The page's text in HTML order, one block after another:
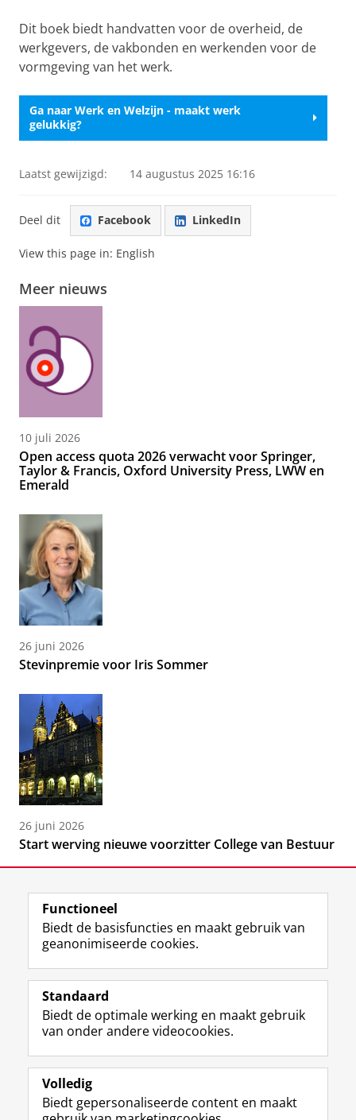
Dit boek biedt handvatten voor de overheid, de
werkgevers, de vakbonden en werkenden voor de
vormgeving van het werk.
Ga naar Werk en Welzijn - maakt werk
gelukkig?
Laatst gewijzigd: 14 augustus 2025 16:16
Deel dit Facebook LinkedIn
View this page in: English
Meer nieuws
10 juli 2026
Open access quota 2026 verwacht voor Springer,
Taylor & Francis, Oxford University Press, LWW en
Emerald
26 juni 2026
Stevinpremie voor Iris Sommer
26 juni 2026
Start werving nieuwe voorzitter College van Bestuur
Volg de RUG
F
a
e
b
o
p
a
L
i
k
e
I
-
p
R
S
-
f
e
R
I
n
t
r
m
Y
o
T
e
k
Studiekiezers
Alumni
Over ons
Functioneel
Biedt de basisfuncties en maakt gebruik van
geanonimiseerde cookies.
Standaard
Biedt de optimale werking en maakt gebruik
van onder andere videocookies.
Volledig
Biedt gepersonaliseerde content en maakt